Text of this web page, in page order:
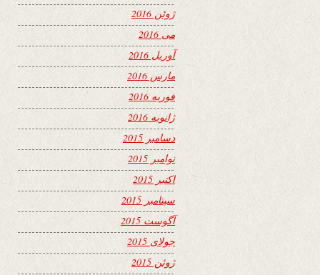
ژوئن 2016
می 2016
آوریل 2016
مارس 2016
فوریه 2016
ژانویه 2016
دسامبر 2015
نوامبر 2015
اکتبر 2015
سپتامبر 2015
آگوست 2015
جولای 2015
ژوئن 2015